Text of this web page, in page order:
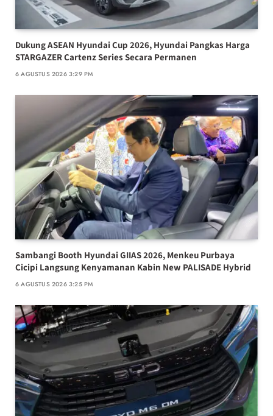
Dukung ASEAN Hyundai Cup 2026, Hyundai Pangkas Harga
STARGAZER Cartenz Series Secara Permanen
6 AGUSTUS 2026 3:29 PM
Sambangi Booth Hyundai GIIAS 2026, Menkeu Purbaya
Cicipi Langsung Kenyamanan Kabin New PALISADE Hybrid
6 AGUSTUS 2026 3:25 PM